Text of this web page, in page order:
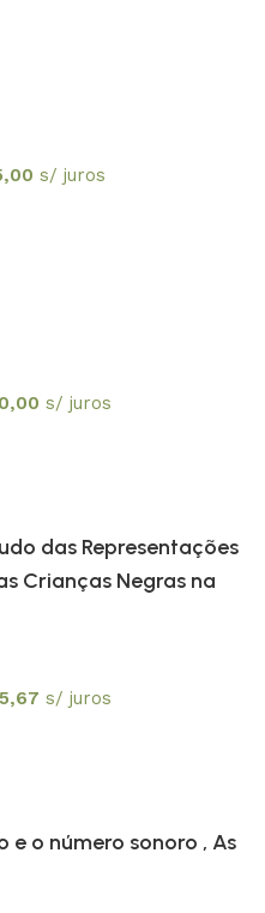
s/ juros
s/ juros
das Representações
Crianças Negras na
s/ juros
o número sonoro , As